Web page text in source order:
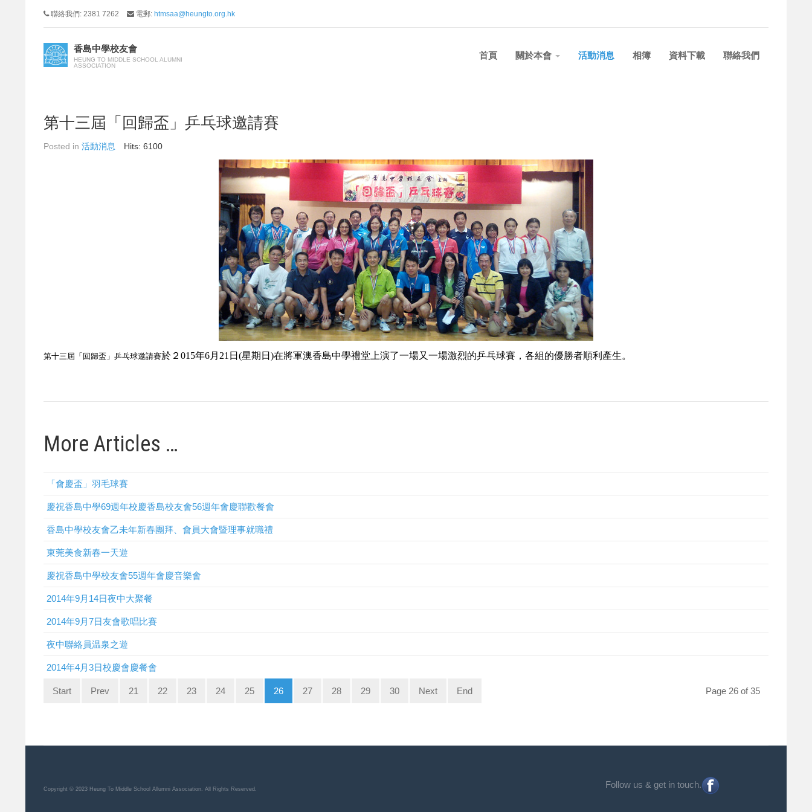
聯絡我們: 2381 7262 電郵: htmsaa@heungto.org.hk
香島中學校友會
HEUNG TO MIDDLE SCHOOL ALUMNI
ASSOCIATION
首頁 關於本會 活動消息 相簿 資料下載 聯絡我們
第十三屆「回歸盃」乒乓球邀請賽
Posted in 活動消息 Hits: 6100
第十三屆 「回歸盃」乒乓球邀請賽於２ 015年6月21日(星期日)在將軍澳香島中學禮堂上演了一場又一場激烈的乒乓球賽，各組的優勝者順利產生。
More Articles …
「會慶盃」羽毛球賽
慶祝香島中學69週年校慶香島校友會56週年會慶聯歡餐會
香島中學校友會乙未年新春團拜、會員大會暨理事就職禮
東莞美食新春一天遊
慶祝香島中學校友會55週年會慶音樂會
2014年9月14日夜中大聚餐
2014年9月7日友會歌唱比賽
夜中聯絡員温泉之遊
2014年4月3日校慶會慶餐會
Page 26 of 35
Start Prev 21 22 23 24 25 26 27 28 29 30 Next End
Copyright © 2023 Heung To Middle School Allumni Association. All Rights Reserved. Follow us & get in touch.